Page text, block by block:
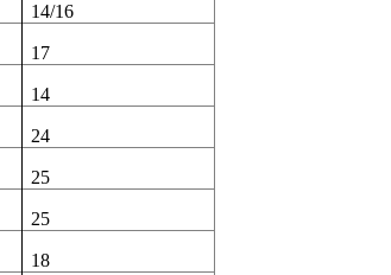
14/16
17
14
24
25
25
18